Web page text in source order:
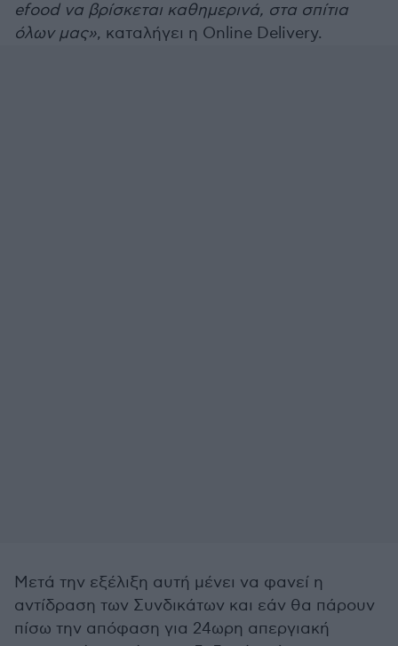
efood να βρίσκεται καθημερινά, στα σπίτια
όλων μας», καταλήγει η Online Delivery.
Μετά την εξέλιξη αυτή μένει να φανεί η
αντίδραση των Συνδικάτων και εάν θα πάρουν
πίσω την απόφαση για 24ωρη απεργιακή